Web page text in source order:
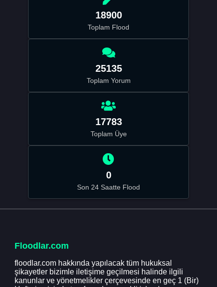
18900
Toplam Flood
25135
Toplam Yorum
17783
Toplam Üye
0
Son 24 Saatte Flood
Floodlar.com
floodlar.com hakkında yapılacak tüm hukuksal
şikayetler bizimle iletişime geçilmesi halinde ilgili
kanunlar ve yönetmelikler çerçevesinde en geç 1 (Bir)